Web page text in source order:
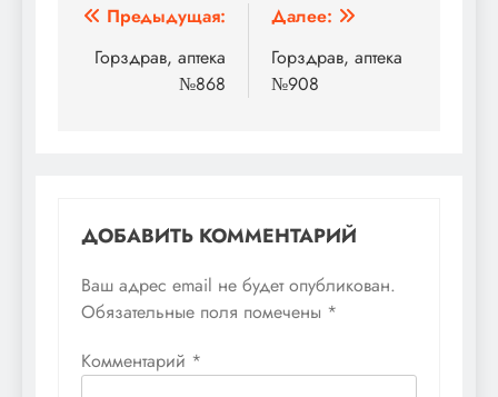
Навигация
по
записям
Предыдущая:
Горздрав, аптека
№868
Далее:
Горздрав, аптека
№908
ДОБАВИТЬ КОММЕНТАРИЙ
Ваш адрес email не будет опубликован.
Обязательные поля помечены *
Комментарий *